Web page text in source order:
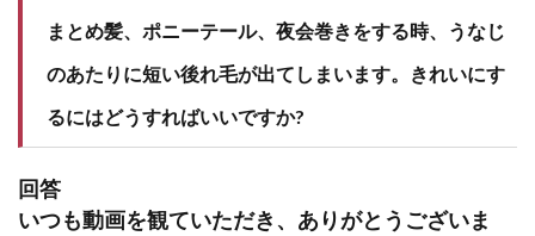
まとめ髪、ポニーテール、夜会巻きをする時、うなじ
のあたりに短い後れ毛が出てしまいます。きれいにす
るにはどうすればいいですか?
回答
いつも動画を観ていただき、ありがとうございま